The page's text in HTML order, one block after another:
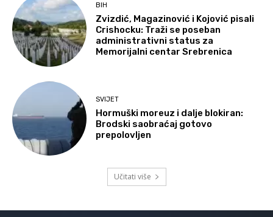
BIH
Zvizdić, Magazinović i Kojović pisali
Crishocku: Traži se poseban
administrativni status za
Memorijalni centar Srebrenica
SVIJET
Hormuški moreuz i dalje blokiran:
Brodski saobraćaj gotovo
prepolovljen
Učitati više